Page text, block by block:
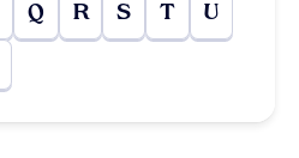
Q R S T U